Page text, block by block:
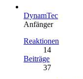
DynamTec
Anfänger
Reaktionen
14
Beiträge
37